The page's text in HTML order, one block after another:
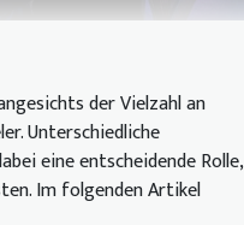
der Vielzahl an
Unterschiedliche
eine entscheidende Rolle,
Im folgenden Artikel